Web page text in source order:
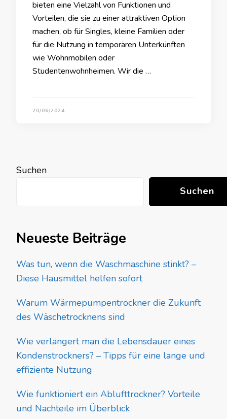
bieten eine Vielzahl von Funktionen und
Vorteilen, die sie zu einer attraktiven Option
machen, ob für Singles, kleine Familien oder
für die Nutzung in temporären Unterkünften
wie Wohnmobilen oder
Studentenwohnheimen. Wir die …
20/06/2024
Suchen
Suchen
Neueste Beiträge
Was tun, wenn die Waschmaschine stinkt? –
Diese Hausmittel helfen sofort
Warum Wärmepumpentrockner die Zukunft
des Wäschetrocknens sind
Wie verlängert man die Lebensdauer eines
Kondenstrockners? – Tipps für eine lange und
effiziente Nutzung
Wie funktioniert ein Ablufttrockner? Vorteile
und Nachteile im Überblick